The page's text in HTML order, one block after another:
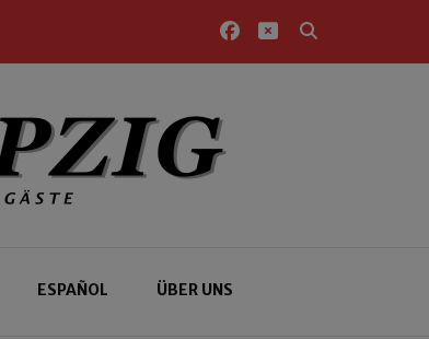
ESPAÑOL ÜBER UNS